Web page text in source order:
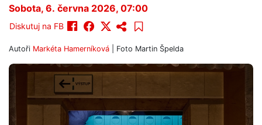
Sobota, 6. června 2026, 07:00
Diskutuj na FB
Autoři Markéta Hamerníková | Foto Martin Špelda